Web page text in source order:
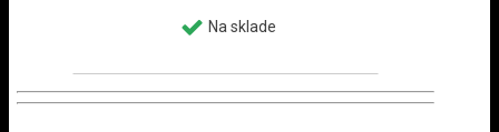
Na sklade